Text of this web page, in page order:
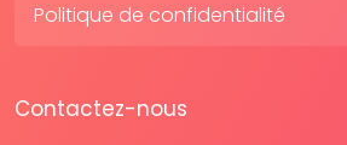
Politique de confidentialité
Contactez-nous